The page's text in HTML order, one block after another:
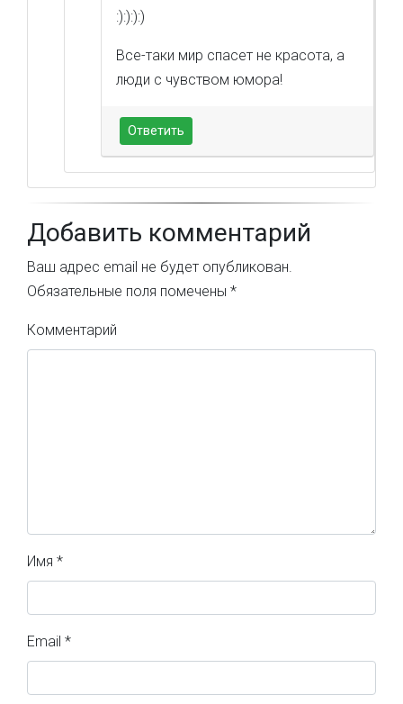
:):):):)
Все-таки мир спасет не красота, а
люди с чувством юмора!
Ответить
Добавить комментарий
Ваш адрес email не будет опубликован.
Обязательные поля помечены *
Комментарий
Имя *
Email *